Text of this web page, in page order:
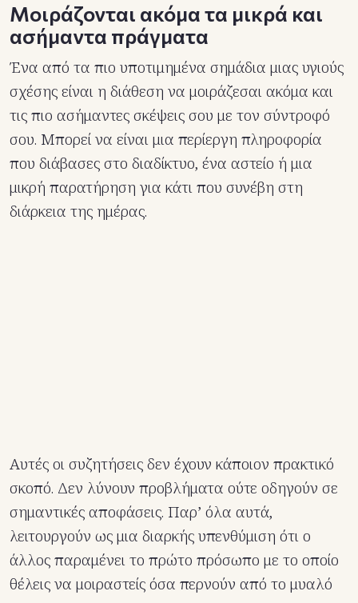
Μοιράζονται ακόμα τα μικρά και
ασήμαντα πράγματα
Ένα από τα πιο υποτιμημένα σημάδια μιας υγιούς
σχέσης είναι η διάθεση να μοιράζεσαι ακόμα και
τις πιο ασήμαντες σκέψεις σου με τον σύντροφό
σου. Μπορεί να είναι μια περίεργη πληροφορία
που διάβασες στο διαδίκτυο, ένα αστείο ή μια
μικρή παρατήρηση για κάτι που συνέβη στη
διάρκεια της ημέρας.
Αυτές οι συζητήσεις δεν έχουν κάποιον πρακτικό
σκοπό. Δεν λύνουν προβλήματα ούτε οδηγούν σε
σημαντικές αποφάσεις. Παρ’ όλα αυτά,
λειτουργούν ως μια διαρκής υπενθύμιση ότι ο
άλλος παραμένει το πρώτο πρόσωπο με το οποίο
θέλεις να μοιραστείς όσα περνούν από το μυαλό